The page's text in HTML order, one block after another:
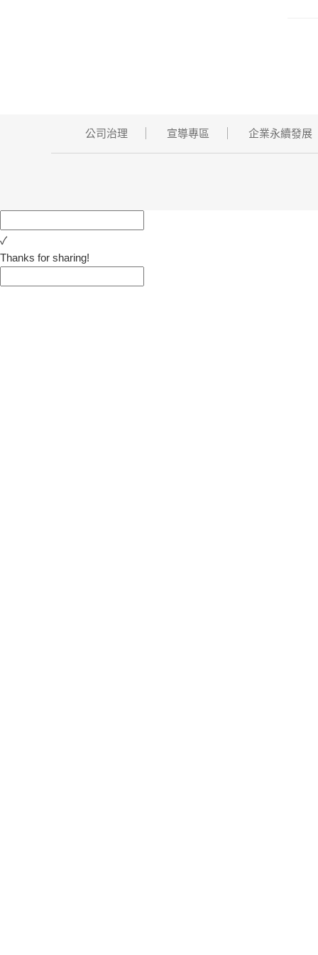
公司治理 宣導專區 企業永續發展
✓
Thanks for sharing!